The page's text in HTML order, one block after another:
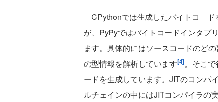
CPythonでは生成したバイトコー
が、PyPyではバイトコードインタプ
ます。具体的にはソースコードのど
の型情報を解析しています[4]。そこ
ードを生成しています。JITのコンパ
ルチェインの中にはJITコンパイラの